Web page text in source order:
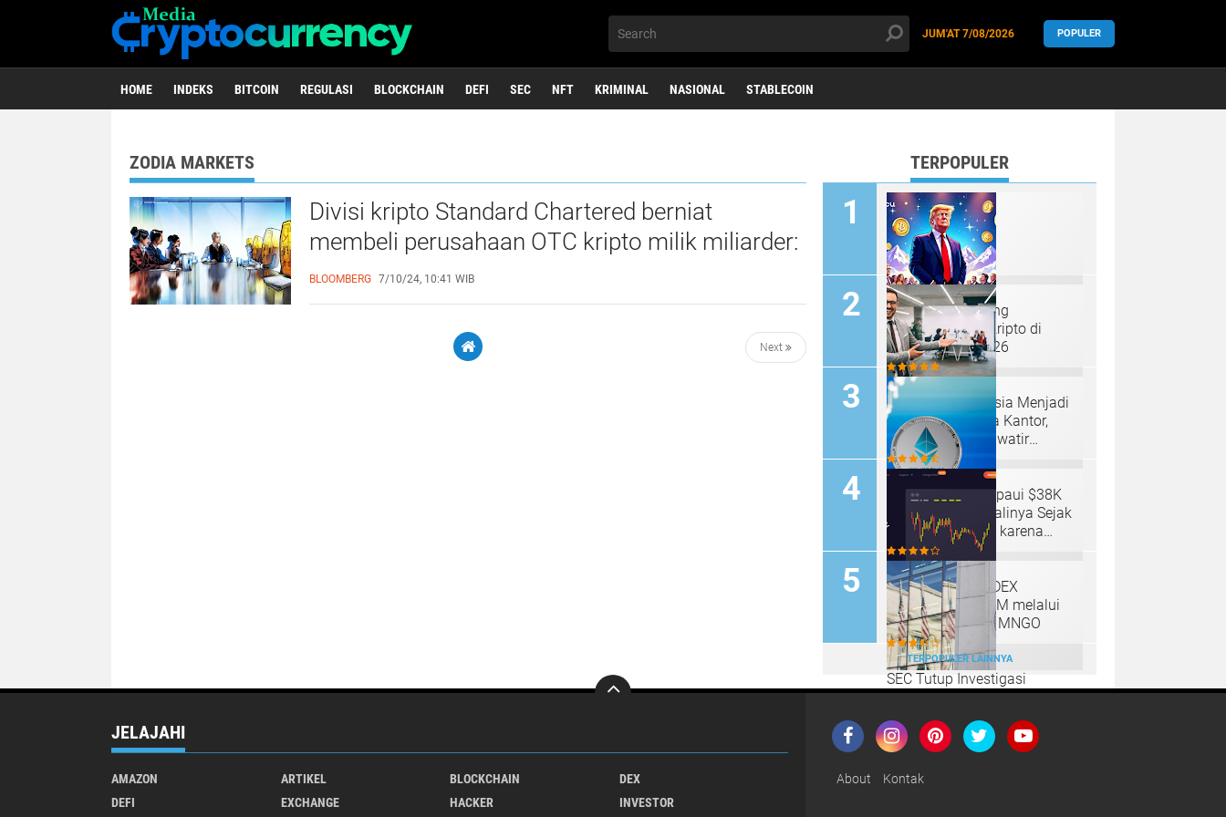
JUM'AT7/08/2026 POPULER
HOME INDEKS BITCOIN REGULASI BLOCKCHAIN DEFI SEC NFT KRIMINAL NASIONAL STABLECOIN
ZODIA MARKETS
Divisi kripto Standard Chartered berniat
membeli perusahaan OTC kripto milik miliarder:
Laporan
BLOOMBERG 7/10/24, 10:41 WIB
Next
TERPOPULER
Trump Mendukung
Kepemimpinan Kripto di
Forum Davos 2026
Penipu Kripto Rusia Menjadi
Offline, Membuka Kantor,
Bank Sentral Khawatir
Tentang Tren
Ethereum Melampaui $38K
untuk Pertama Kalinya Sejak
Pertengahan Mei karena
Volume Transaksi Besar
Mencapai $16,15B
Mango Markets DEX
Menggalang $70M melalui
Penjualan Token MNGO
SEC Tutup Investigasi
Terhadap OpenSea, Menolak
Operasi Pasar NFT
TERPOPULER LAINNYA
JELAJAHI
AMAZON ARTIKEL BLOCKCHAIN
DEX
DEFI
EXCHANGE HACKER INVESTOR
About Kontak